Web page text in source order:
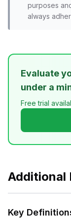
purposes
always
Evaluate
under a
Free trial
Additional
Key